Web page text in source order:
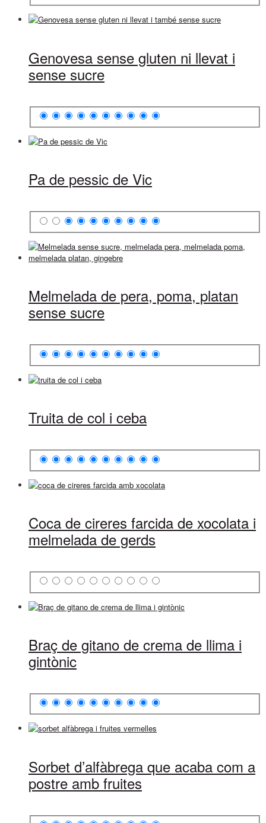
Genovesa sense gluten ni llevat i
sense sucre
Pa de pessic de Vic
Melmelada de pera, poma, platan
sense sucre
Truita de col i ceba
Coca de cireres farcida de xocolata i
melmelada de gerds
Braç de gitano de crema de llima i
gintònic
Sorbet d’alfàbrega que acaba com a
postre amb fruites